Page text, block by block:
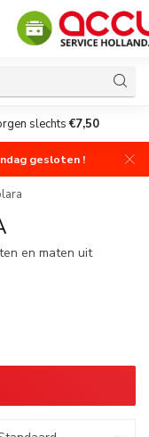
slechts€7,50
gesloten !
en maten uit